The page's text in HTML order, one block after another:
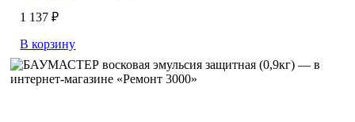
1 137 ₽
В корзину